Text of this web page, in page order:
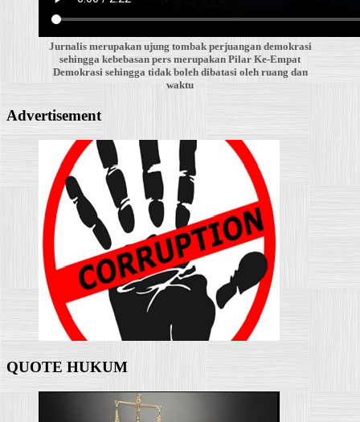
Jurnalis merupakan ujung tombak perjuangan demokrasi
sehingga kebebasan pers merupakan Pilar Ke-Empat
Demokrasi sehingga tidak boleh dibatasi oleh ruang dan
waktu
Advertisement
QUOTE HUKUM